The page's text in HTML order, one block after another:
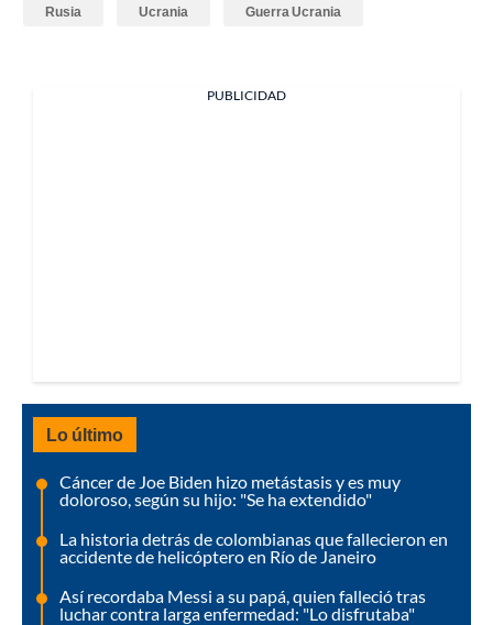
Rusia Ucrania Guerra Ucrania
PUBLICIDAD
Lo último
Cáncer de Joe Biden hizo metástasis y es muy
doloroso, según su hijo: "Se ha extendido"
La historia detrás de colombianas que fallecieron en
accidente de helicóptero en Río de Janeiro
Así recordaba Messi a su papá, quien falleció tras
luchar contra larga enfermedad: "Lo disfrutaba"